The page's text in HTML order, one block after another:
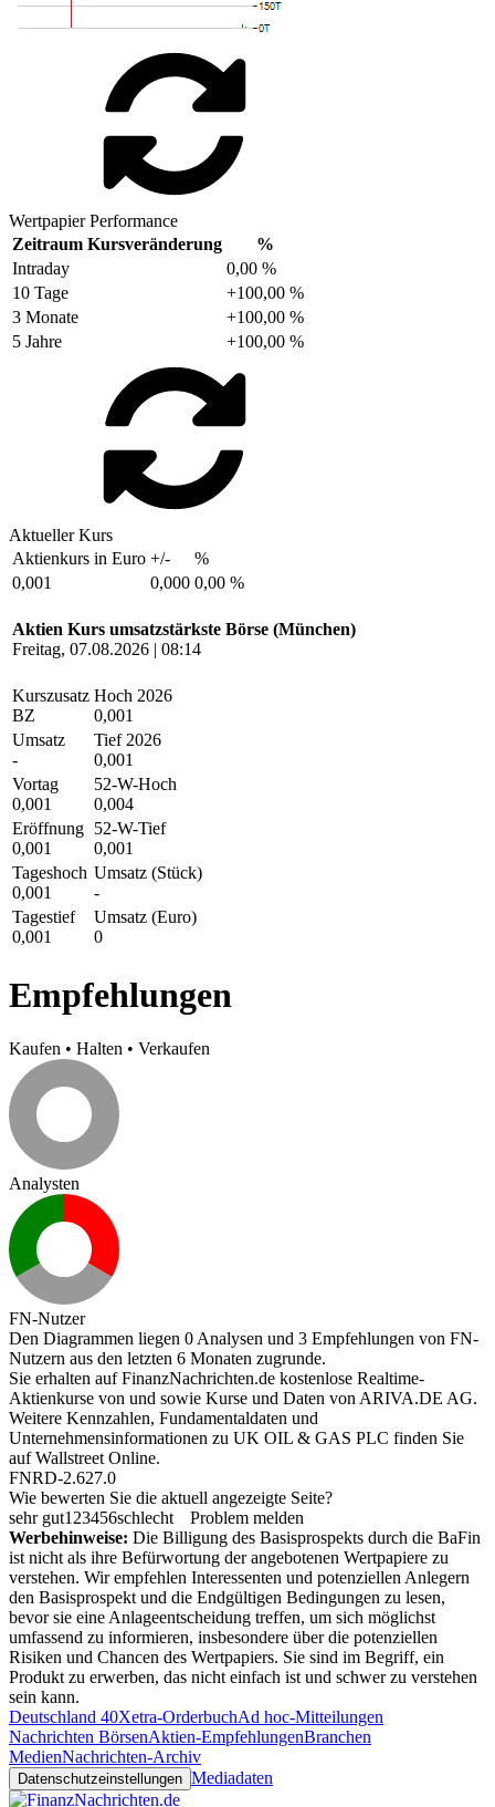
Wertpapier Performance
Zeitraum Kursveränderung
%
Intraday
0,00 %
10 Tage
+100,00 %
3 Monate
+100,00 %
5 Jahre
+100,00 %
Aktueller Kurs
Aktienkurs in Euro +/-
%
0,001
0,000 0,00 %
Aktien Kurs umsatzstärkste Börse (München)
Freitag, 07.08.2026 | 08:14
Kurszusatz
BZ
Hoch 2026
0,001
Umsatz
-
Tief 2026
0,001
Vortag
0,001
52-W-Hoch
0,004
Eröffnung
0,001
52-W-Tief
0,001
Tageshoch
0,001
Umsatz (Stück)
-
Tagestief
0,001
Umsatz (Euro)
0
Empfehlungen
Kaufen • Halten • Verkaufen
Analysten
FN-Nutzer
Den Diagrammen liegen 0 Analysen und 3 Empfehlungen von FN-
Nutzern aus den letzten 6 Monaten zugrunde.
Sie erhalten auf FinanzNachrichten.de kostenlose Realtime-
Aktienkurse von und sowie Kurse und Daten von ARIVA.DE AG.
Weitere Kennzahlen, Fundamentaldaten und
Unternehmensinformationen zu UK OIL & GAS PLC finden Sie
aufWallstreet Online.
FNRD-2.627.0
Wie bewerten Sie die aktuell angezeigte Seite?
sehr gut1 23456schlecht
Problem melden
Werbehinweise: Die Billigung des Basisprospekts durch die BaFin
ist nicht als ihre Befürwortung der angebotenen Wertpapiere zu
verstehen. Wir empfehlen Interessenten und potenziellen Anlegern
den Basisprospekt und die Endgültigen Bedingungen zu lesen,
bevor sie eine Anlageentscheidung treffen, um sich möglichst
umfassend zu informieren, insbesondere über die potenziellen
Risiken und Chancen des Wertpapiers. Sie sind im Begriff, ein
Produkt zu erwerben, das nicht einfach ist und schwer zu verstehen
sein kann.
Deutschland 40Xetra-OrderbuchAd hoc-Mitteilungen
Nachrichten BörsenAktien-EmpfehlungenBranchen
MedienNachrichten-Archiv
Datenschutzeinstellungen Mediadaten